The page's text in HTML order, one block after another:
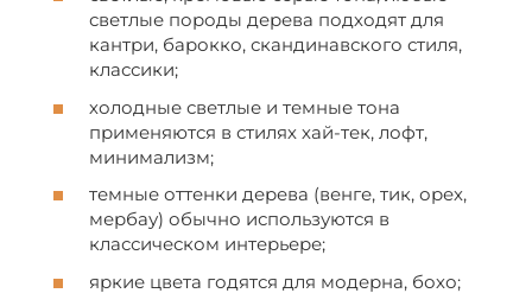
светлые породы дерева подходят для
кантри, барокко, скандинавского стиля,
классики;
холодные светлые и темные тона
применяются в стилях хай-тек, лофт,
минимализм;
темные оттенки дерева (венге, тик, орех,
мербау) обычно используются в
классическом интерьере;
яркие цвета годятся для модерна, бохо;